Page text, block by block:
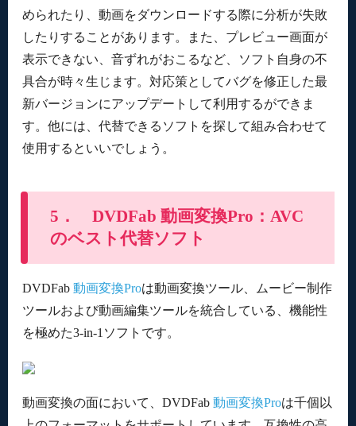
められたり、動画をダウンロードする際に分析が失敗
したりすることがあります。また、プレビュー画面が
表示できない、音ずれがおこるなど、ソフト自身の不
具合が時々生じます。対応策としてバグを修正した最
新バージョンにアップデートして利用するができま
す。他には、代替できるソフトを探して組み合わせて
使用するといいでしょう。
5． DVDFab 動画変換Pro：AVC
のベスト代替ソフト
DVDFab 動画変換Proは動画変換ツール、ムービー制作
ツールおよび動画編集ツールを統合している、機能性
を極めた3-in-1ソフトです。
動画変換の面において、DVDFab 動画変換Proは千個以